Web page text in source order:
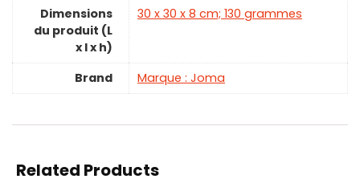
Dimensions
du produit (L
x l x h)
‎30 x 30 x 8 cm; 130 grammes
Brand Marque : Joma
Related Products